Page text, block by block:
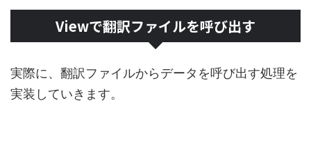
Viewで翻訳ファイルを呼び出す
実際に、翻訳ファイルからデータを呼び出す処理を
実装していきます。